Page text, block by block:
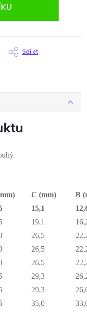
Sdílet
C (mm)
B
15,1
19,1
26,5
26,5
26,5
29,3
29,3
35,0